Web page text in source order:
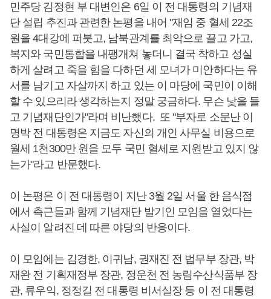
민주당 김정현 부 대변인은 6일 이 전 대통령의 기념재
단 설립 추진과 관련한 논평을 내어 "재임 중 혈세 22조
원을 4대강에 퍼붓고, 남북관계를 최악으로 끌고 가고,
복지와 국민통합을 내팽개쳐 놓더니 결국 착하고 성실
하게 살려고 죽을 힘을 다하던 세 모녀가 미안하다는 유
서를 남기고 자살까지 하고 있는 이 마당에 국민이 이해
할 수 있으리라 생각하는지 정말 궁금하다. 무슨 낯을 들
고 기념재단인가"라며 비난했다. 또 "부자로 소문난 이
명박 전 대통령은 지금도 자신의 개인 사무실 비용으로
월세 1천300만 원을 모두 국민 혈세로 지원받고 있지 않
는가"라고 반문했다.
이 논평은 이 전 대통령이 지난 3월 2일 서울 한 음식점
에서 측근들과 함께 기념재단 발기인 모임을 열었다는
사실이 알려진 데 따른 야당의 반응이다.
이 모임에는 김경한, 이귀남, 권재진 전 법무부 장관, 박
재완 전 기획재정부 장관, 정운천 전 농림수산식품부 장
관, 류우익, 정정길 전 대통령 비서실장 등 이 전 대통령